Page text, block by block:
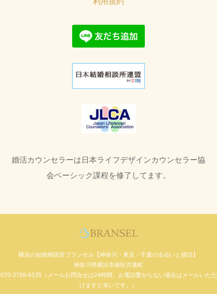
婚活カウンセラーは日本ライフデザインカウンセラー協
会ベーシック課程を修了してます。
横浜の結婚相談所ブランセル【神奈川・東京・千葉の出会いと婚活】
神奈川県横浜市南区共進町
070-3789-8135（メールお問合せは24時間。お電話繋がらない場合はメールいただ
けますと幸いです。）